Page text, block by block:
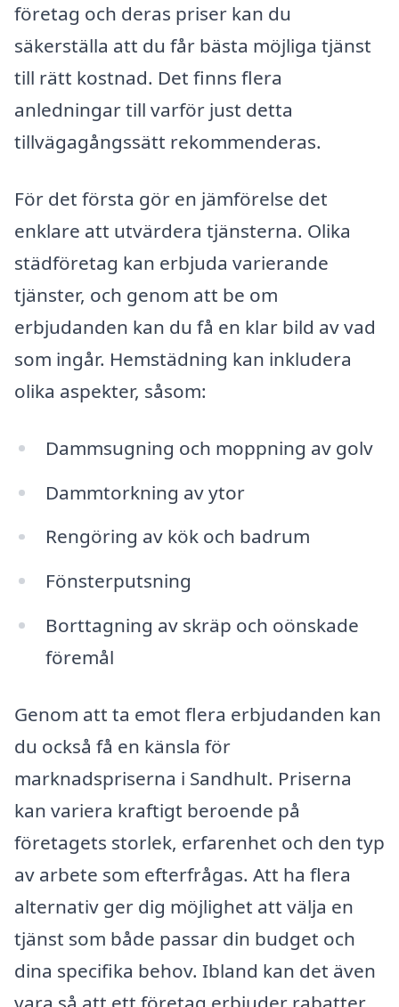
företag och deras priser kan du
säkerställa att du får bästa möjliga tjänst
till rätt kostnad. Det finns flera
anledningar till varför just detta
tillvägagångssätt rekommenderas.
För det första gör en jämförelse det
enklare att utvärdera tjänsterna. Olika
städföretag kan erbjuda varierande
tjänster, och genom att be om
erbjudanden kan du få en klar bild av vad
som ingår. Hemstädning kan inkludera
olika aspekter, såsom:
Dammsugning och moppning av golv
Dammtorkning av ytor
Rengöring av kök och badrum
Fönsterputsning
Borttagning av skräp och oönskade
föremål
Genom att ta emot flera erbjudanden kan
du också få en känsla för
marknadspriserna i Sandhult. Priserna
kan variera kraftigt beroende på
företagets storlek, erfarenhet och den typ
av arbete som efterfrågas. Att ha flera
alternativ ger dig möjlighet att välja en
tjänst som både passar din budget och
dina specifika behov. Ibland kan det även